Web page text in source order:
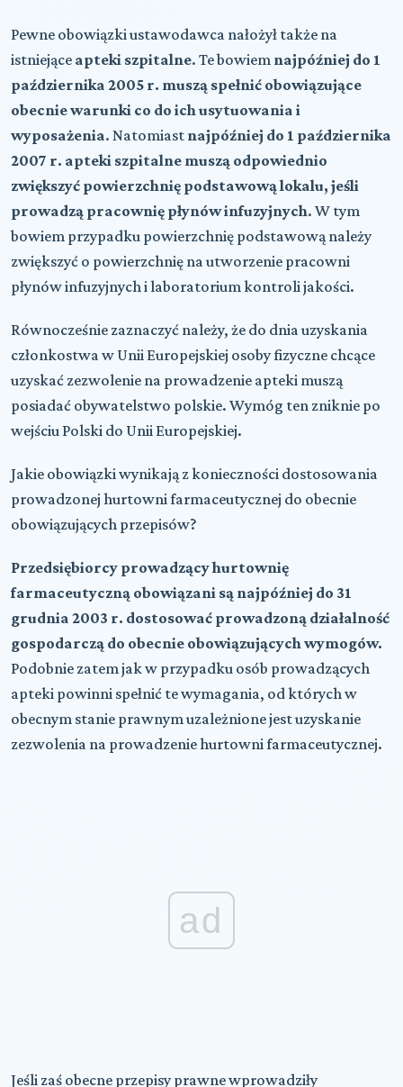
Pewne obowiązki ustawodawca nałożył także na
istniejące apteki szpitalne. Te bowiem najpóźniej do 1
października 2005 r. muszą spełnić obowiązujące
obecnie warunki co do ich usytuowania i
wyposażenia. Natomiast najpóźniej do 1 października
2007 r. apteki szpitalne muszą odpowiednio
zwiększyć powierzchnię podstawową lokalu, jeśli
prowadzą pracownię płynów infuzyjnych. W tym
bowiem przypadku powierzchnię podstawową należy
zwiększyć o powierzchnię na utworzenie pracowni
płynów infuzyjnych i laboratorium kontroli jakości.
Równocześnie zaznaczyć należy, że do dnia uzyskania
członkostwa w Unii Europejskiej osoby fizyczne chcące
uzyskać zezwolenie na prowadzenie apteki muszą
posiadać obywatelstwo polskie. Wymóg ten zniknie po
wejściu Polski do Unii Europejskiej.
Jakie obowiązki wynikają z konieczności dostosowania
prowadzonej hurtowni farmaceutycznej do obecnie
obowiązujących przepisów?
Przedsiębiorcy prowadzący hurtownię
farmaceutyczną obowiązani są najpóźniej do 31
grudnia 2003 r. dostosować prowadzoną działalność
gospodarczą do obecnie obowiązujących wymogów.
Podobnie zatem jak w przypadku osób prowadzących
apteki powinni spełnić te wymagania, od których w
obecnym stanie prawnym uzależnione jest uzyskanie
zezwolenia na prowadzenie hurtowni farmaceutycznej.
ad
Jeśli zaś obecne przepisy prawne wprowadziły